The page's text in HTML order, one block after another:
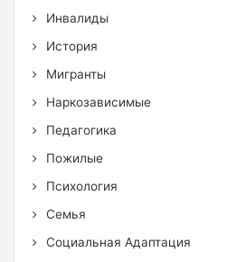
Инвалиды
История
Мигранты
Наркозависимые
Педагогика
Пожилые
Психология
Семья
Социальная Адаптация